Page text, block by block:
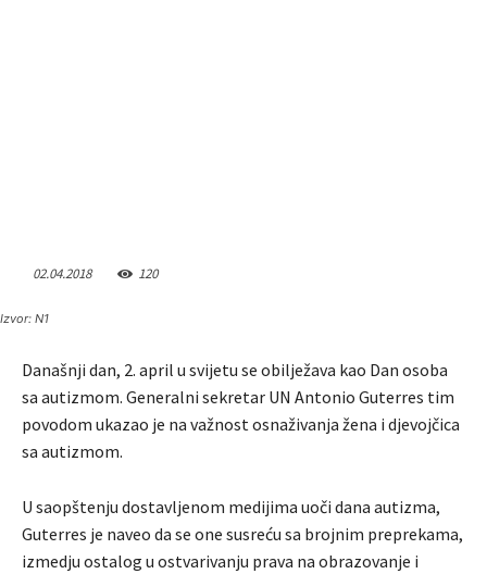
02.04.2018 120
Izvor: N1
Današnji dan, 2. april u svijetu se obilježava kao Dan osoba
sa autizmom. Generalni sekretar UN Antonio Guterres tim
povodom ukazao je na važnost osnaživanja žena i djevojčica
sa autizmom.
U saopštenju dostavljenom medijima uoči dana autizma,
Guterres je naveo da se one susreću sa brojnim preprekama,
izmedju ostalog u ostvarivanju prava na obrazovanje i